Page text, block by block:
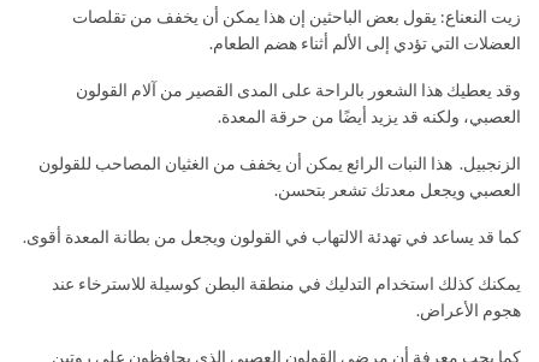
زيت النعناع: يقول بعض الباحثين إن هذا يمكن أن يخفف من تقلصات
العضلات التي تؤدي إلى الألم أثناء هضم الطعام.
وقد يعطيك هذا الشعور بالراحة على المدى القصير من آلام القولون
العصبي، ولكنه قد يزيد أيضًا من حرقة المعدة.
الزنجبيل. هذا النبات الرائع يمكن أن يخفف من الغثيان المصاحب للقولون
العصبي ويجعل معدتك تشعر بتحسن.
كما قد يساعد في تهدئة الالتهاب في القولون ويجعل من بطانة المعدة أقوى.
يمكنك كذلك استخدام التدليك في منطقة البطن كوسيلة للاسترخاء عند
هجوم الأعراض.
كما يحب معرفة أن مرضى القولون العصبي الذي يحافظون على روتين